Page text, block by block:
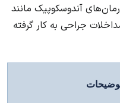
آندوسکوپیک مانند
جراحی به کار گرفته